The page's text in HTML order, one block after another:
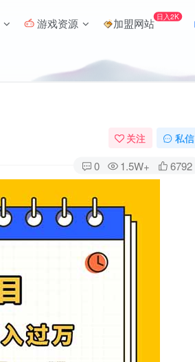
游戏资源 加盟网站 日入2K
关注 私信
0 1.5W+ 6792